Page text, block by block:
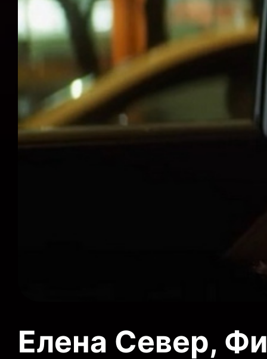
Елена Север,